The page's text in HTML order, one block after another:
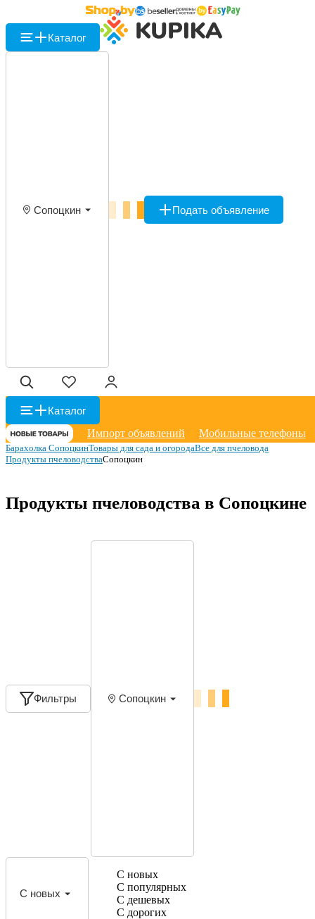
Каталог
Сопоцкин Подать объявление
Каталог
Импорт объявлений
Мобильные телефоны
Барахолка СопоцкинТовары для сада и огородаВсе для пчеловода
Продукты пчеловодстваСопоцкин
Продукты пчеловодства в Сопоцкине
Фильтры Сопоцкин
С новых
С новых
С популярных
С дешевых
С дорогих